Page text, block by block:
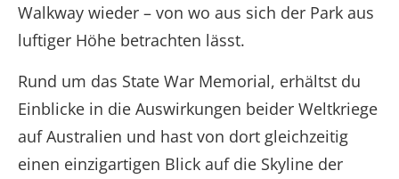
Walkway wieder – von wo aus sich der Park aus
luftiger Höhe betrachten lässt.
Rund um das State War Memorial, erhältst du
Einblicke in die Auswirkungen beider Weltkriege
auf Australien und hast von dort gleichzeitig
einen einzigartigen Blick auf die Skyline der